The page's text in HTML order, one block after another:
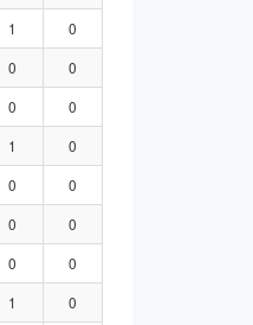
1
0
0
0
0
0
1
0
0
0
0
0
0
0
1
0